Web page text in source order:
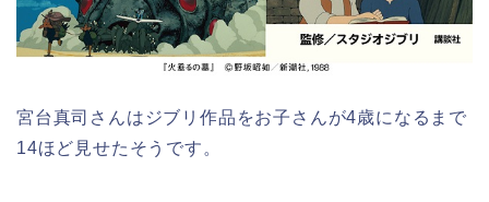
宮台真司さんはジブリ作品をお子さんが4歳になるまで
14ほど見せたそうです。